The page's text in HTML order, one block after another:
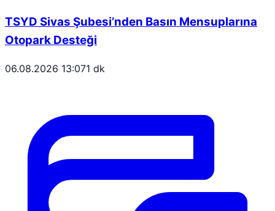
TSYD Sivas Şubesi’nden Basın Mensuplarına
Otopark Desteği
06.08.2026 13:071 dk